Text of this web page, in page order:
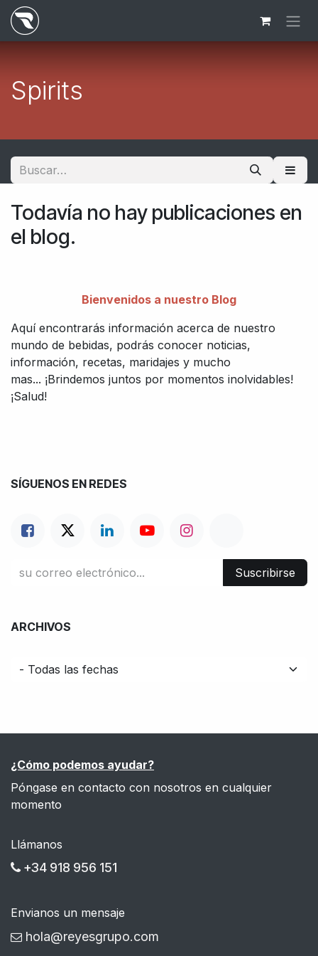
Ir al contenido
Spirits
Todavía no hay publicaciones en
el blog.
Bienvenidos a nuestro Blog
Aquí encontrarás información acerca de nuestro
mundo de bebidas, podrás conocer noticias,
información, recetas, maridajes y mucho
mas... ¡Brindemos juntos por momentos inolvidables!
¡Salud!
SÍGUENOS EN REDES
Suscribirse
ARCHIVOS
¿Cómo podemos ayudar?
Póngase en contacto con nosotros en cualquier
momento
Llámanos
+34 918 956 151
Envianos un mensaje
hola@reyesgrupo.com